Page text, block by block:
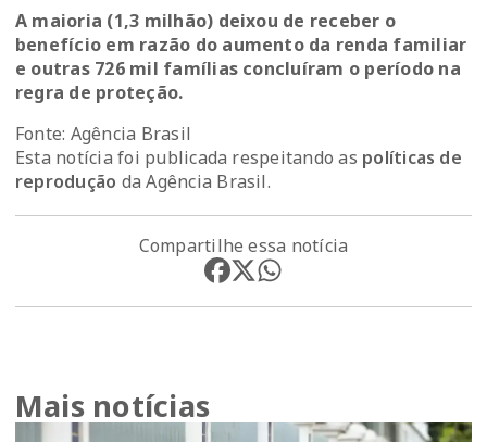
A maioria (1,3 milhão) deixou de receber o
benefício em razão do aumento da renda familiar
e outras 726 mil famílias concluíram o período na
regra de proteção.
Fonte: Agência Brasil
Esta notícia foi publicada respeitando as políticas de
reprodução da Agência Brasil.
Compartilhe essa notícia
Mais notícias